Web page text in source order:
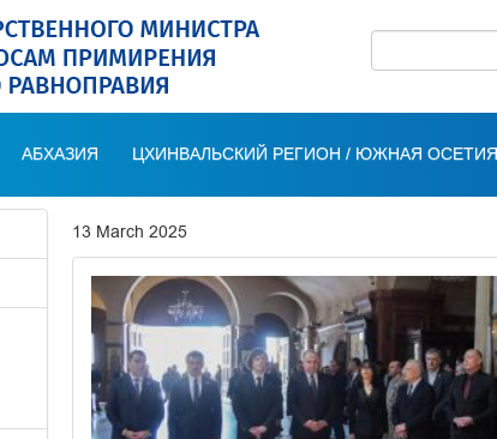
АБХАЗИЯ ЦХИНВАЛЬСКИЙ РЕГИОН / ЮЖНАЯ ОСЕТИЯ
13 March 2025